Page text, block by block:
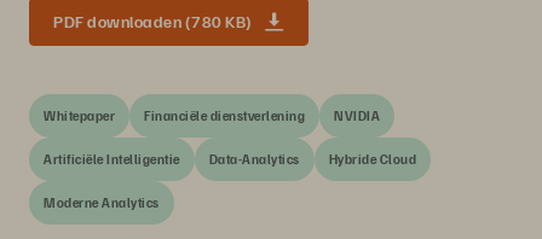
PDF downloaden (780 KB)
Whitepaper Financiële dienstverlening NVIDIA
Artificiële Intelligentie Data-Analytics Hybride Cloud
Moderne Analytics